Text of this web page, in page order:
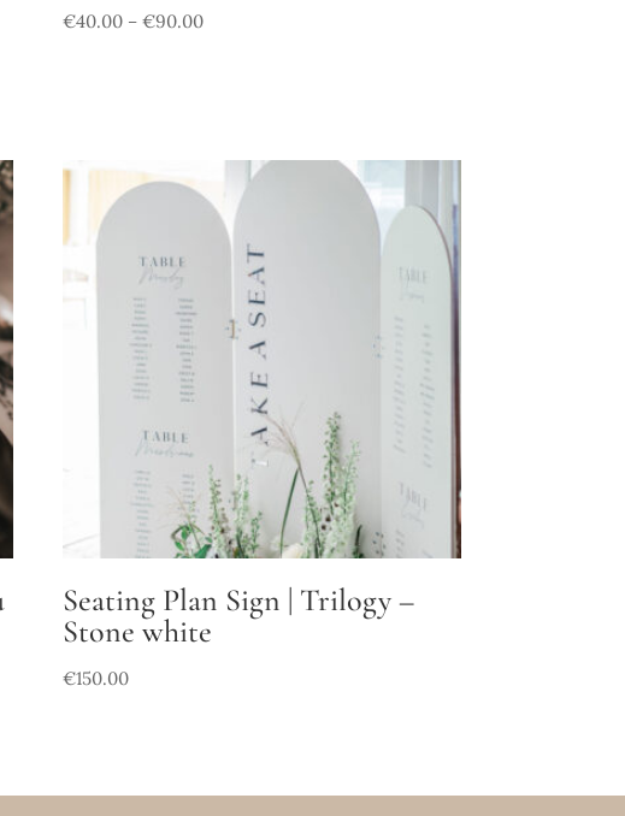
€40.00 –€90.00
Seating Plan Sign | Trilogy –
Stone white
€150.00